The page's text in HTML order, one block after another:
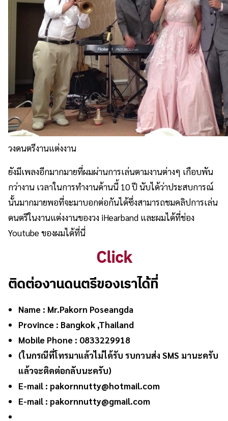
วงดนตรีงานแต่งงาน
ยังมีเพลงอีกมากมายที่ผมผ่านการเล่นตามงานต่างๆ เกือบพัน
กว่างาน เวลาในการทำงานด้านนี้ 10 ปี นับได้ว่าประสบการณ์
นั้นมากมายพอที่จะมาบอกต่อกันได้ซึ่งสามารถชมคลิปการเล่น
ดนตรีในงานแต่งงานของวง iHearband และผมได้ที่ช่อง
Youtube ของผมได้ที่นี่
Click
ติดต่องานดนตรีของเราได้ที่
Name : Mr.Pakorn Poseangda
Province : Bangkok ,Thailand
Mobile Phone : 0833229918
(ในกรณีที่โทรมาแล้วไม่ได้รับ รบกวนส่ง SMS มานะครับ
แล้วจะติดต่อกลับนะครับ)
E-mail : pakornnutty@hotmail.com
E-mail : pakornnutty@gmail.com